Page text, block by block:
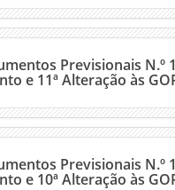
Previsionais N.º
e 11ª Alteração às
Previsionais N.º
e 10ª Alteração às